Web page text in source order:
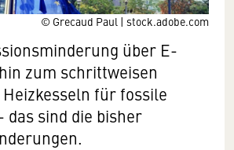
© Grecaud Paul | stock.adobe.com
über E-
zum schrittweisen
für fossile
das sind die bisher